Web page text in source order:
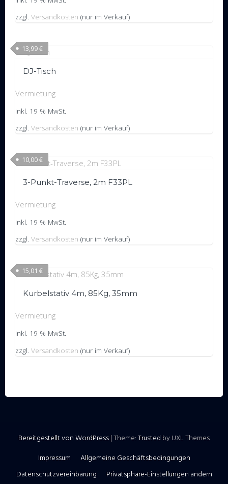
zzgl. Versandkosten (nur im Verkauf)
DJ-Tisch
13,99€
Vermietung
inkl. 19 % MwSt.
zzgl. Versandkosten (nur im Verkauf)
3-Punkt-Traverse, 2m F33PL
10,00€
Vermietung
inkl. 19 % MwSt.
zzgl. Versandkosten (nur im Verkauf)
Kurbelstativ 4m, 85Kg, 35mm
15,01 €
Vermietung
inkl. 19 % MwSt.
zzgl. Versandkosten (nur im Verkauf)
Bereitgestellt von WordPress|Theme:Trusted by UXL Themes
Impressum
Allgemeine Geschäftsbedingungen
Datenschutzvereinbarung
Privatsphäre-Einstellungen ändern